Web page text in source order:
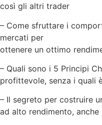
così gli altri trader
– Come sfruttare i
mercati per
ottenere un ottimo
– Quali sono i 5 Principi
profittevole, senza i quali
– Il segreto per costruire
ad alto rendimento,